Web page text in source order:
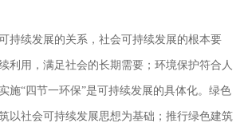
续发展的关系，社会可持续发展的根本要
利用，满足社会的长期需要；环境保护符合人
施“四节一环保”是可持续发展的具体化。绿色
以社会可持续发展思想为基础；推行绿色建筑